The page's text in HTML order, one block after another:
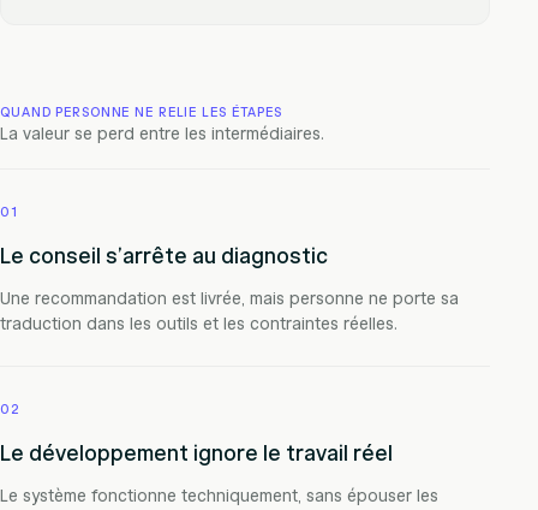
QUAND PERSONNE NE RELIE LES ÉTAPES
La valeur se perd entre les intermédiaires.
01
Le conseil s’arrête au diagnostic
Une recommandation est livrée, mais personne ne porte sa
traduction dans les outils et les contraintes réelles.
02
Le développement ignore le travail réel
Le système fonctionne techniquement, sans épouser les